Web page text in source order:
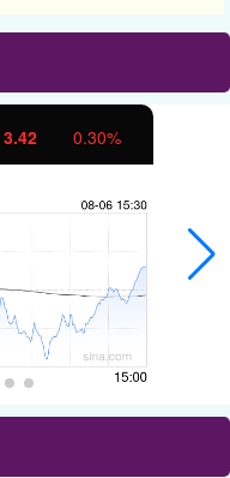
3.42 0.30%